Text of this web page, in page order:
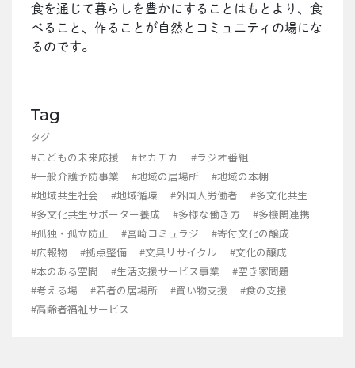
食を通じて暮らしを豊かにすることはもとより、食
べること、作ることが自然とコミュニティの場にな
るのです。
Tag
タグ
#こどもの未来応援 #セカチカ
#ラジオ番組
#一般介護予防事業
#地域の居場所
#地域の本棚
#地域共生社会
#地域循環 #外国人労働者
#多文化共生
#多文化共生サポーター養成
#多様な働き方
#多機関連携
#孤独・孤立防止
#宮崎コミュラジ
#寄付文化の醸成
#広報物
#拠点整備 #文具リサイクル
#文化の醸成
#本のある空間
#生活支援サービス事業
#空き家問題
#考える場
#若者の居場所 #買い物支援
#食の支援
#高齢者福祉サービス